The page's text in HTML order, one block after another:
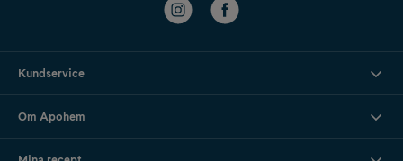
Kundservice
Om Apohem